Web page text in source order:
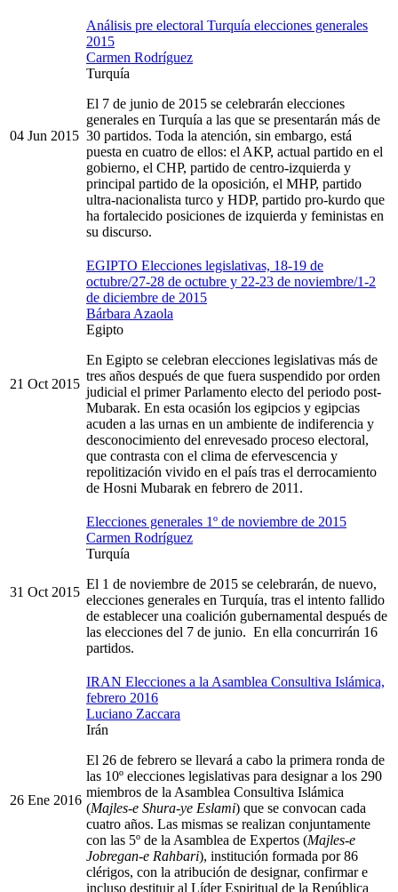
04 Jun 2015
Análisis pre electoral Turquía elecciones generales
2015
Carmen Rodríguez
Turquía
El 7 de junio de 2015 se celebrarán elecciones
generales en Turquía a las que se presentarán más de
30 partidos. Toda la atención, sin embargo, está
puesta en cuatro de ellos: el AKP, actual partido en el
gobierno, el CHP, partido de centro-izquierda y
principal partido de la oposición, el MHP, partido
ultra-nacionalista turco y HDP, partido pro-kurdo que
ha fortalecido posiciones de izquierda y feministas en
su discurso.
21 Oct 2015
EGIPTO Elecciones legislativas, 18-19 de
octubre/27-28 de octubre y 22-23 de noviembre/1-2
de diciembre de 2015
Bárbara Azaola
Egipto
En Egipto se celebran elecciones legislativas más de
tres años después de que fuera suspendido por orden
judicial el primer Parlamento electo del periodo post-
Mubarak. En esta ocasión los egipcios y egipcias
acuden a las urnas en un ambiente de indiferencia y
desconocimiento del enrevesado proceso electoral,
que contrasta con el clima de efervescencia y
repolitización vivido en el país tras el derrocamiento
de Hosni Mubarak en febrero de 2011.
31 Oct 2015
Elecciones generales 1º de noviembre de 2015
Carmen Rodríguez
Turquía
El 1 de noviembre de 2015 se celebrarán, de nuevo,
elecciones generales en Turquía, tras el intento fallido
de establecer una coalición gubernamental después de
las elecciones del 7 de junio. En ella concurrirán 16
partidos.
26 Ene 2016
IRAN Elecciones a la Asamblea Consultiva Islámica,
febrero 2016
Luciano Zaccara
Irán
El 26 de febrero se llevará a cabo la primera ronda de
las 10º elecciones legislativas para designar a los 290
miembros de la Asamblea Consultiva Islámica
(Majles-e Shura-ye Eslami) que se convocan cada
cuatro años. Las mismas se realizan conjuntamente
con las 5º de la Asamblea de Expertos (Majles-e
Jobregan-e Rahbari), institución formada por 86
clérigos, con la atribución de designar, confirmar e
incluso destituir al Líder Espiritual de la República